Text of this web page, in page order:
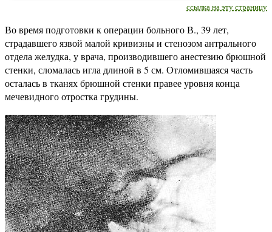
ссылка на эту страницу
Во время подготовки к операции больного В., 39 лет,
страдавшего язвой малой кривизны и стенозом антрального
отдела желудка, у врача, производившего анестезию брюшной
стенки, сломалась игла длиной в 5 см. Отломившаяся часть
осталась в тканях брюшной стенки правее уровня конца
мечевидного отростка грудины.